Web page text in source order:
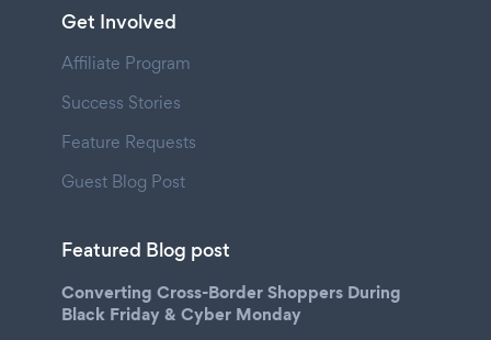
Get Involved
Affiliate Program
Success Stories
Feature Requests
Guest Blog Post
Featured Blog post
Converting Cross-Border Shoppers During
Black Friday & Cyber Monday